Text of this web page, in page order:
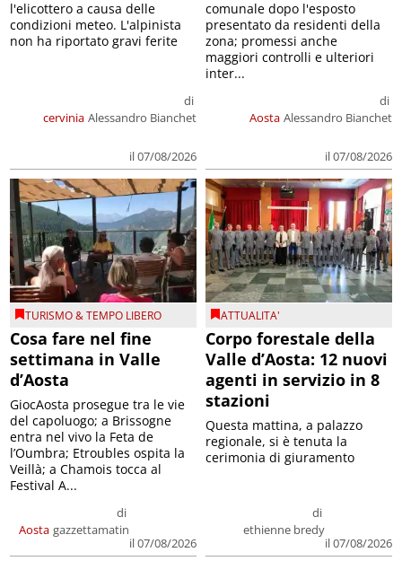
cervinia
di
Alessandro Bianchet
il 07/08/2026
l'elicottero a causa delle
condizioni meteo. L'alpinista
non ha riportato gravi ferite
Aosta
di
Alessandro Bianchet
il 07/08/2026
comunale dopo l'esposto
presentato da residenti della
zona; promessi anche
maggiori controlli e ulteriori
inter...
TURISMO & TEMPO LIBERO
Cosa fare nel fine
settimana in Valle
d’Aosta
Aosta
di
gazzettamatin
il 07/08/2026
GiocAosta prosegue tra le vie
del capoluogo; a Brissogne
entra nel vivo la Feta de
l’Oumbra; Etroubles ospita la
Veillà; a Chamois tocca al
Festival A...
ATTUALITA'
Corpo forestale della
Valle d’Aosta: 12 nuovi
agenti in servizio in 8
stazioni
di
ethienne bredy
il 07/08/2026
Questa mattina, a palazzo
regionale, si è tenuta la
cerimonia di giuramento